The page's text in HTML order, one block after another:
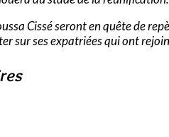
Cissé seront en quête de
sur ses expatriées qui ont